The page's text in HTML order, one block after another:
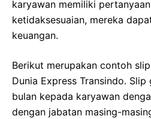
karyawan memiliki
ketidaksesuaian, mereka
keuangan.
Berikut merupakan contoh
Dunia Express Transindo.
bulan kepada karyawan
dengan jabatan masing-